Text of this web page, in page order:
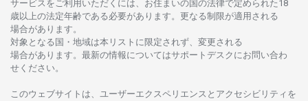
サービスをご利用いただくには、お住まいの国の法律で定められた 18
歳以上の法定年齢である必要があります。 更なる制限が適用さ れる
場合があります。
対象となる 国 ・ 地域は本 リストに限定さ れず、 変更さ れる
場合があります。 最新の情報についてはサポートデスクにお 問い合わ
せくださ い。
このウェブサイトは、 ユーザーエクスペリエンスと アクセシビリティを